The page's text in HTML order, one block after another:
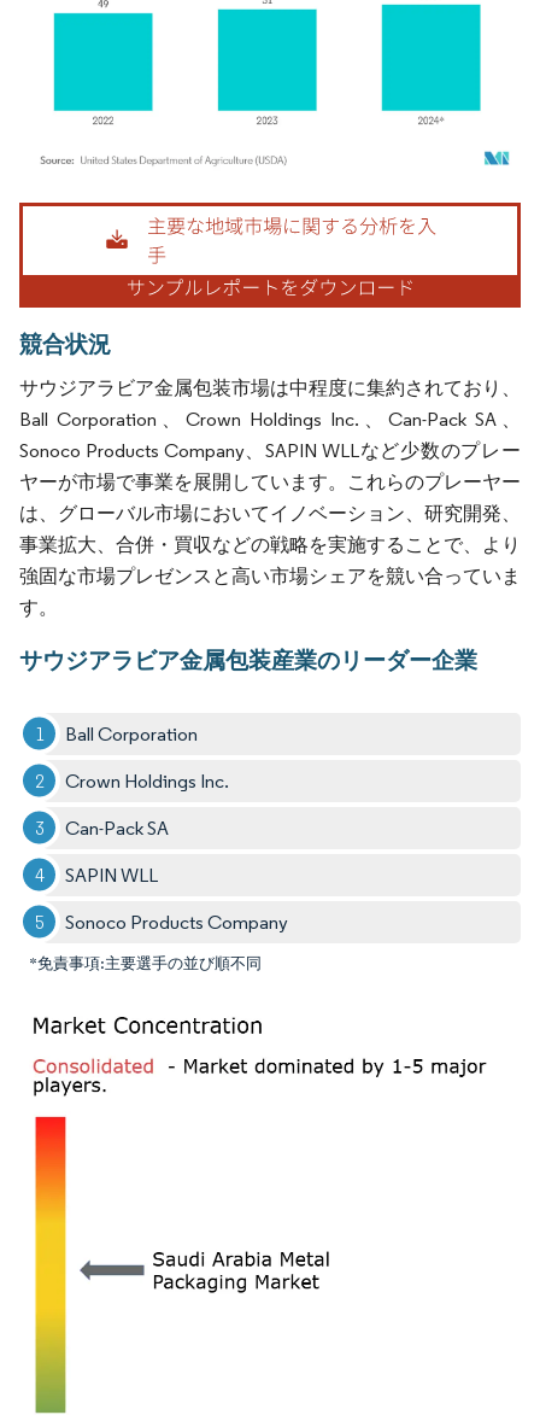
画像 © Mordor Intelligence。再利用にはCC BY 4.0の表示が必要です。
競合状況
サウジアラビア金属包装市場は中程度に集約されており、
Ball Corporation、Crown Holdings Inc.、Can-Pack SA、
Sonoco Products Company、SAPIN WLLなど少数のプレー
ヤーが市場で事業を展開しています。これらのプレーヤー
は、グローバル市場においてイノベーション、研究開発、
事業拡大、合併・買収などの戦略を実施することで、より
強固な市場プレゼンスと高い市場シェアを競い合っていま
す。
サウジアラビア金属包装産業のリーダー企業
Ball Corporation
Crown Holdings Inc.
Can-Pack SA
SAPIN WLL
Sonoco Products Company
*免責事項:主要選手の並び順不同